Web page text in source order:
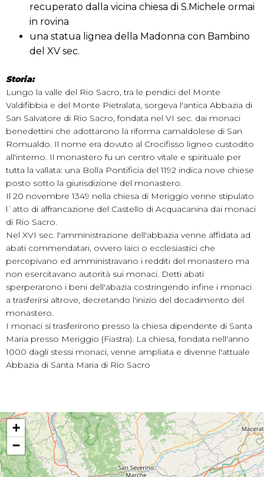
recuperato dalla vicina chiesa di S.Michele ormai
in rovina
una statua lignea della Madonna con Bambino
del XV sec.
Storia:
Lungo la valle del Rio Sacro, tra le pendici del Monte
Valdifibbia e del Monte Pietralata, sorgeva l'antica Abbazia di
San Salvatore di Rio Sacro, fondata nel VI sec. dai monaci
benedettini che adottarono la riforma camaldolese di San
Romualdo. Il nome era dovuto al Crocifisso ligneo custodito
all'interno. Il monastero fu un centro vitale e spirituale per
tutta la vallata: una Bolla Pontificia del 1192 indica nove chiese
posto sotto la giurisdizione del monastero.
Il 20 novembre 1349 nella chiesa di Meriggio venne stipulato
l`atto di affrancazione del Castello di Acquacanina dai monaci
di Rio Sacro.
Nel XVI sec. l'amministrazione dell'abbazia venne affidata ad
abati commendatari, ovvero laici o ecclesiastici che
percepivano ed amministravano i redditi del monastero ma
non esercitavano autorità sui monaci. Detti abati
sperperarono i beni dell'abazia costringendo infine i monaci
a trasferirsi altrove, decretando l'inizio del decadimento del
monastero.
I monaci si trasferirono presso la chiesa dipendente di Santa
Maria presso Meriggio (Fiastra). La chiesa, fondata nell'anno
1000 dagli stessi monaci, venne ampliata e divenne l'attuale
Abbazia di Santa Maria di Rio Sacro
+
−